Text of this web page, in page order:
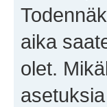
aika
olet.